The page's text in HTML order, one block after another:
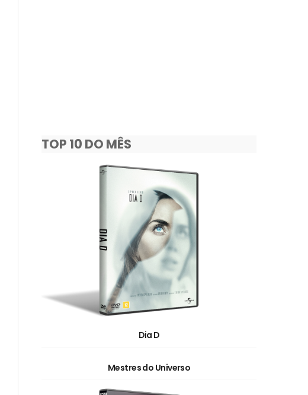
TOP 10 DO MÊS
Dia D
Mestres do Universo